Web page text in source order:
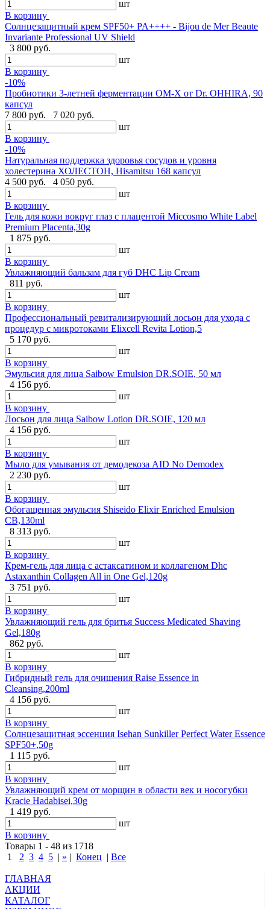
шт
В корзину
Cолнцезащитный крем SPF50+ PA++++ - Bijou de Mer Beaute
Invariante Professional UV Shield
3 800 руб.
шт
В корзину
-10%
Пробиотики 3-летней ферментации OM-X от Dr. OHHIRA, 90
капсул
7 800 руб.
7 020 руб.
шт
В корзину
-10%
Натуральная поддержка здоровья сосудов и уровня
холестерина ХОЛЕСТОН, Hisamitsu 168 капсул
4 500 руб.
4 050 руб.
шт
В корзину
Гель для кожи вокруг глаз с плацентой Miccosmo White Label
Premium Placenta,30g
1 875 руб.
шт
В корзину
Увлажняющий бальзам для губ DHC Lip Cream
811 руб.
шт
В корзину
Профессиональный ревитализирующий лосьон для ухода с
процедур с микротоками Elixcell Revita Lotion,5
5 170 руб.
шт
В корзину
Эмульсия для лица Saibow Emulsion DR.SOIE, 50 мл
4 156 руб.
шт
В корзину
Лосьон для лица Saibow Lotion DR.SOIE, 120 мл
4 156 руб.
шт
В корзину
Мыло для умывания от демодекоза AID No Demodex
2 230 руб.
шт
В корзину
Обогащенная эмульсия Shiseido Elixir Enriched Emulsion
CB,130ml
8 313 руб.
шт
В корзину
Крем-гель для лица с астаксатином и коллагеном Dhc
Astaxanthin Collagen All in One Gel,120g
3 751 руб.
шт
В корзину
Увлажняющий гель для бритья Success Medicated Shaving
Gel,180g
862 руб.
шт
В корзину
Гибридный гель для очищения Raise Essence in
Cleansing,200ml
4 156 руб.
шт
В корзину
Солнцезащитная эссенция Isehan Sunkiller Perfect Water Essence
SPF50+,50g
1 115 руб.
шт
В корзину
Увлажняющий крем от морщин в области век и носогубки
Kracie Hadabisei,30g
1 419 руб.
шт
В корзину
Товары 1 - 48 из 1718
1
2 3 4 5 | » | Конец | Все
ГЛАВНАЯ
АКЦИИ
КАТАЛОГ